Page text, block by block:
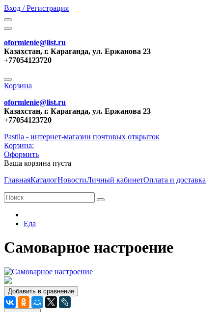
Вход / Регистрация
oformlenie@list.ru
Казахстан, г. Караганда, ул. Ержанова 23
+77054123720
Корзина
oformlenie@list.ru
Казахстан, г. Караганда, ул. Ержанова 23
+77054123720
Pastila - интернет-магазин почтовых открыток
Корзина:
Оформить
Ваша корзина пуста
ГлавнаяКаталогНовостиЛичный кабинетОплата и доставка
Еда
Самоварное настроение
Добавить в сравнение